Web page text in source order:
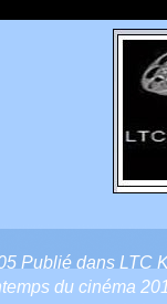
Publié dans LTC
du cinéma